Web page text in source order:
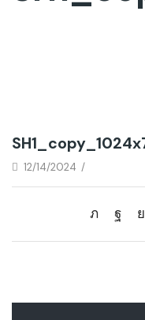
12/14/2024 /